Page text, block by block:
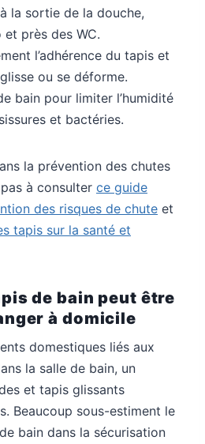
la sortie de la douche,
près des WC.
l’adhérence du tapis et
ou se déforme.
bain pour limiter l’humidité
et bactéries.
la prévention des chutes
à consulter ce guide
des risques de chute et
tapis sur la santé et
de bain peut être
à domicile
domestiques liés aux
la salle de bain, un
et tapis glissants
Beaucoup sous-estiment le
bain dans la sécurisation